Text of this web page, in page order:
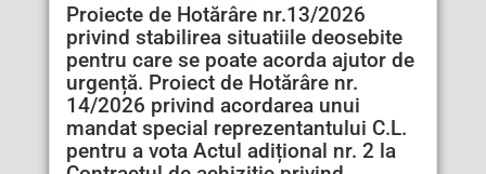
Proiecte de Hotărâre nr.13/2026
privind stabilirea situatiile deosebite
pentru care se poate acorda ajutor de
urgență. Proiect de Hotărâre nr.
14/2026 privind acordarea unui
mandat special reprezentantului C.L.
pentru a vota Actul adițional nr. 2 la